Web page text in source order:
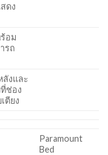
ดง
อม
รถ
งและ
ช่อง
ตียง
Paramount
Bed